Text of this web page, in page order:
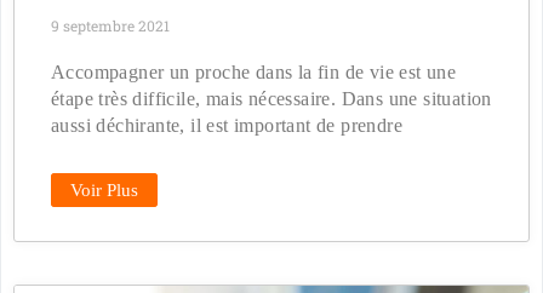
9 septembre 2021
Accompagner un proche dans la fin de vie est une
étape très difficile, mais nécessaire. Dans une situation
aussi déchirante, il est important de prendre
Voir Plus